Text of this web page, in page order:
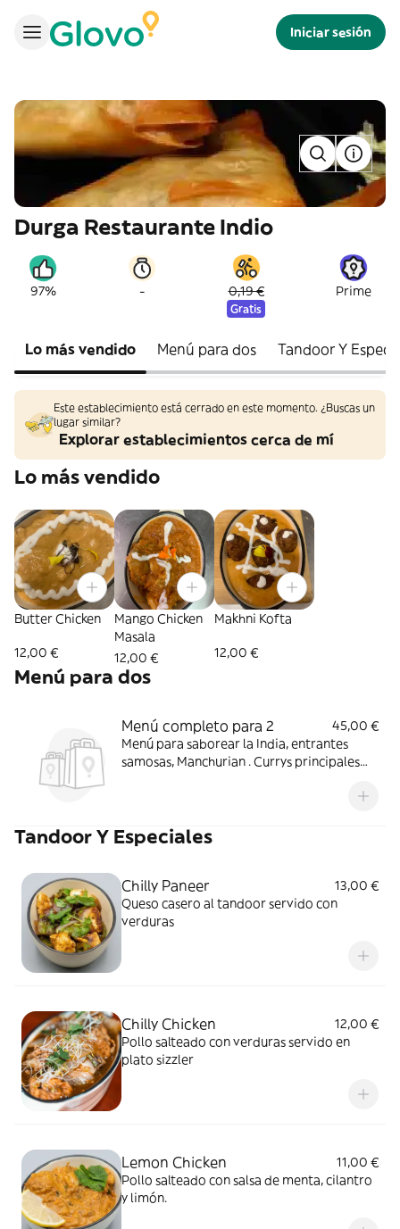
Iniciar sesión
Durga Restaurante Indio
97% - 0,19 €
Gratis
Prime
Lo más vendido Menú para dos Tandoor Y
Este establecimiento está cerrado en este momento. ¿Buscas un
lugar similar?
Explorar establecimientos cerca de mí
Lo más vendido
Butter Chicken
12,00 €
Mango Chicken
Masala
12,00 €
Makhni Kofta
12,00 €
Menú para dos
Menú completo para 2
45,00 €
Menú para saborear la India, entrantes
samosas, Manchurian . Currys principales
Bebida incluye todo menos cerveza India y
vinos.
Tandoor Y Especiales
Chilly Paneer
13,00 €
Queso casero al tandoor servido con
verduras
Chilly Chicken
12,00 €
Pollo salteado con verduras servido en
plato sizzler
Lemon Chicken
11,00 €
Pollo salteado con salsa de menta, cilantro
y limón.